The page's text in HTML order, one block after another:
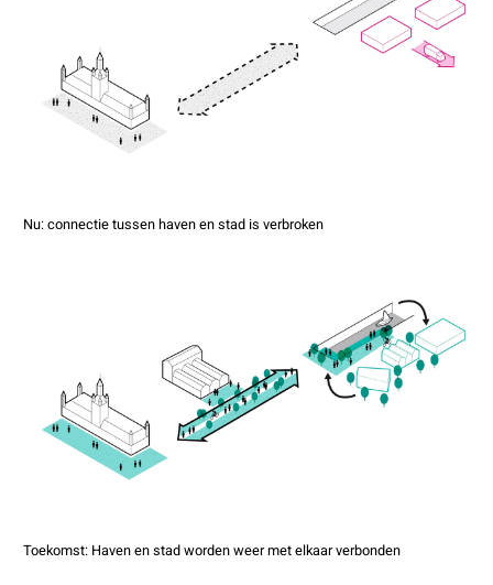
Nu: connectie tussen haven en stad is verbroken
Toekomst: Haven en stad worden weer met elkaar verbonden